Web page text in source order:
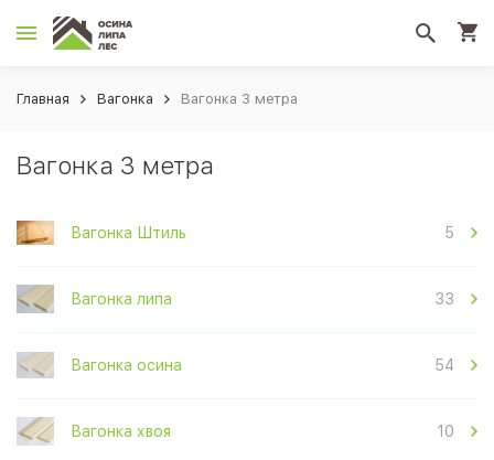
Главная Вагонка Вагонка 3 метра
Вагонка 3 метра
Вагонка Штиль 5
Вагонка липа 33
Вагонка осина 54
Вагонка хвоя 10